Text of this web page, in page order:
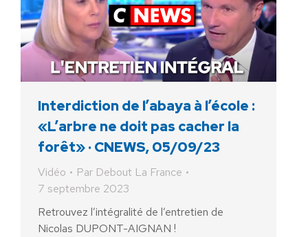
Interdiction de l’abaya à l’école :
«L’arbre ne doit pas cacher la
forêt» · CNEWS, 05/09/23
Vidéo Par Debout La France
7 septembre 2023
Retrouvez l’intégralité de l’entretien de
Nicolas DUPONT-AIGNAN !